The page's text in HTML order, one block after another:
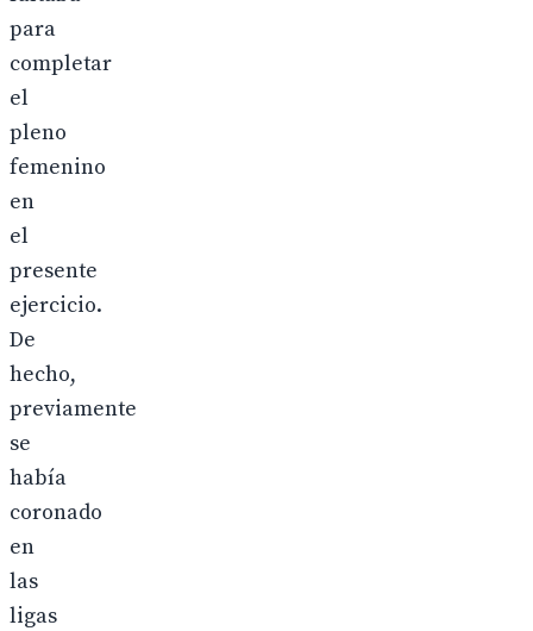
para
completar
el
pleno
femenino
en
el
presente
ejercicio.
De
hecho,
previamente
se
había
coronado
en
las
ligas